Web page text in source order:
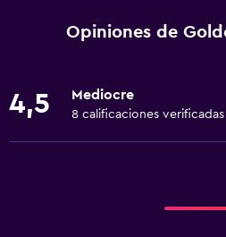
Opiniones de
4,5 Mediocre
8 calificaciones verificadas